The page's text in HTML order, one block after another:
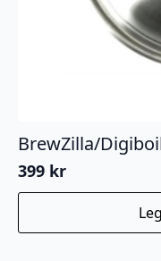
BrewZilla/
399 kr